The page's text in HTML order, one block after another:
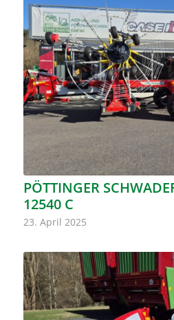
PÖTTINGER
12540 C
23. April 2025